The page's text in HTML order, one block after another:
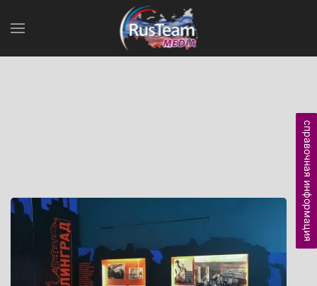
справочная информация